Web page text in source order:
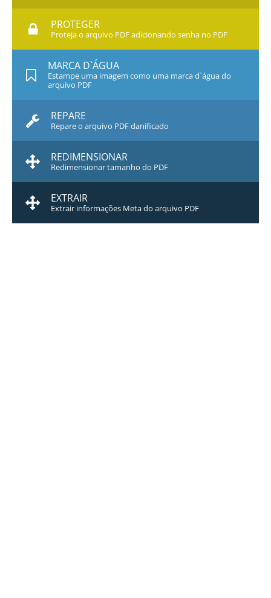
PROTEGER
Proteja o arquivo PDF adicionando senha no PDF
MARCA D`ÁGUA
Estampe uma imagem como uma marca d`água do
arquivo PDF
REPARE
Repare o arquivo PDF danificado
REDIMENSIONAR
Redimensionar tamanho do PDF
EXTRAIR
Extrair informações Meta do arquivo PDF